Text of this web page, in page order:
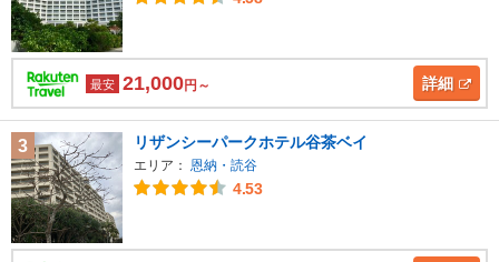
最安 21,000円～ 詳細
3 リザンシーパークホテル谷茶ベイ
エリア： 恩納・読谷
4.53